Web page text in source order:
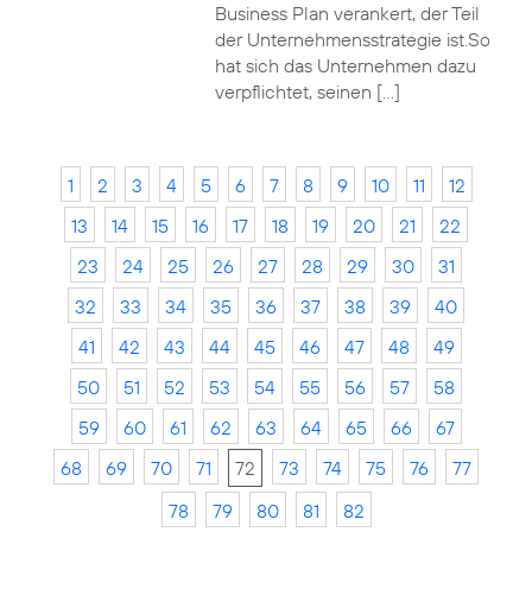
Business Plan verankert, der Teil
der Unternehmensstrategie ist.So
hat sich das Unternehmen dazu
verpflichtet, seinen […]
1 2 3 4 5 6 7 8 9 10 11
12
13
14 15 16 17 18 19 20 21
22
23
24 25 26 27 28 29 30
31
32
33 34 35 36 37 38 39
40
41
42 43 44 45 46 47 48
49
50
51 52 53 54 55 56 57
58
59
60 61 62 63 64 65 66
67
68
69 70 71 72 73 74 75 76
77
78
79 80 81 82